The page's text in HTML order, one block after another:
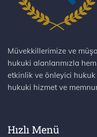
Müvekkillerimize ve
hukuki alanlarımızla
etkinlik ve önleyici hukuk
hukuki hizmet ve
Hızlı Menü